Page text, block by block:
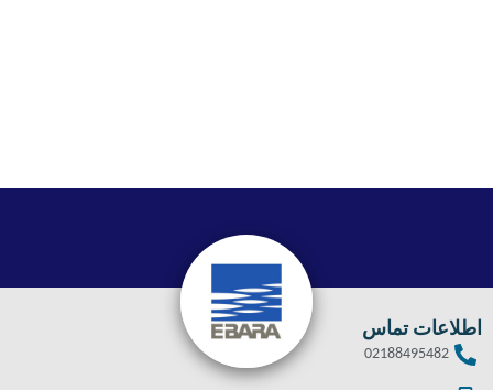
اطلاعات تماس
02188495482